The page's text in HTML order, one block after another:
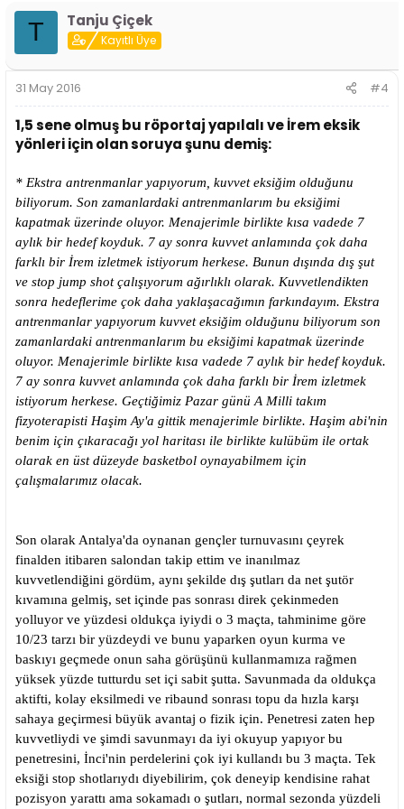
* Halil Abiyle milli takımda çalıştık onun dışında zaman zaman
kulüpte özel idmanlar da yapıyoruz. Efe Abi buraya geldiğimden beri
takım coachum beraber çok özel idman yapıyoruz ve bu beni çok
olduğumu düşünüyorum. İlk geldiğimde çok zayıftım ve sol elimi
kullanamıyordum, şimdi guard oynayabiliyorum. İlk geldiğim
zamana göre kuvvetlendim de. Ball handlingimi geliştirdim fakat
daha yeterli olduğunu düşünmüyorum. Ekrem Abi gerçekten harika
bir coach, her oyuncu onun gibi deneyimli bir antrenörle çalışmak
öğreniyorum ve uygulamaya çalışıyorum.
* Kuvvetli olduğum özelliğimin saha görüşüm ve penetrelerim
olduğunu düşünüyorum. Zayıf yönüm kuvvet ve yeterince şut
kullanmıyorum maçlarda, stop jump shot’ımı geliştirmem de gerek.
Bunları yaparsam daha etkili bir oyuncu olabileceğimi düşünüyorum.
Son zamanlarda kuvvete yönelik çalışıyorum ekstra halter yapıyorum
ve en önemlisi beslenmeme dikkat ediyorum. Hedefim kastan kilo
alarak daha da kuvvetlenmek, kuvvetlendikten sonra bir çok şeyin
T Tanju Çiçek
Kayıtlı Üye
31 May 2016 #4
1,5 sene olmuş bu röportaj yapılalı ve İrem eksik
yönleri için olan soruya şunu demiş:
* Ekstra antrenmanlar yapıyorum, kuvvet eksiğim olduğunu
biliyorum. Son zamanlardaki antrenmanlarım bu eksiğimi
kapatmak üzerinde oluyor. Menajerimle birlikte kısa vadede 7
aylık bir hedef koyduk. 7 ay sonra kuvvet anlamında çok daha
farklı bir İrem izletmek istiyorum herkese. Bunun dışında dış şut
ve stop jump shot çalışıyorum ağırlıklı olarak. Kuvvetlendikten
sonra hedeflerime çok daha yaklaşacağımın farkındayım. Ekstra
antrenmanlar yapıyorum kuvvet eksiğim olduğunu biliyorum son
zamanlardaki antrenmanlarım bu eksiğimi kapatmak üzerinde
oluyor. Menajerimle birlikte kısa vadede 7 aylık bir hedef koyduk.
7 ay sonra kuvvet anlamında çok daha farklı bir İrem izletmek
istiyorum herkese. Geçtiğimiz Pazar günü A Milli takım
fizyoterapisti Haşim Ay'a gittik menajerimle birlikte. Haşim abi'nin
benim için çıkaracağı yol haritası ile birlikte kulübüm ile ortak
olarak en üst düzeyde basketbol oynayabilmem için
çalışmalarımız olacak.
Son olarak Antalya'da oynanan gençler turnuvasını çeyrek
finalden itibaren salondan takip ettim ve inanılmaz
kuvvetlendiğini gördüm, aynı şekilde dış şutları da net şutör
kıvamına gelmiş, set içinde pas sonrası direk çekinmeden
yolluyor ve yüzdesi oldukça iyiydi o 3 maçta, tahminime göre
10/23 tarzı bir yüzdeydi ve bunu yaparken oyun kurma ve
baskıyı geçmede onun saha görüşünü kullanmamıza rağmen
yüksek yüzde tutturdu set içi sabit şutta. Savunmada da oldukça
aktifti, kolay eksilmedi ve ribaund sonrası topu da hızla karşı
sahaya geçirmesi büyük avantaj o fizik için. Penetresi zaten hep
kuvvetliydi ve şimdi savunmayı da iyi okuyup yapıyor bu
penetresini, İnci'nin perdelerini çok iyi kullandı bu 3 maçta. Tek
eksiği stop shotlarıydı diyebilirim, çok deneyip kendisine rahat
pozisyon yarattı ama sokamadı o şutları, normal sezonda yüzdeli